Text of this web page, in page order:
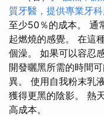
質牙醫，提供專業牙
至少50％的成本。 通
起燃燒的感覺。 在這
個澡。 如果可以容忍
開發曬黑所需的時間
異。 使用自我粉末乳
獲得更黑的陰影。 熱
高成本。